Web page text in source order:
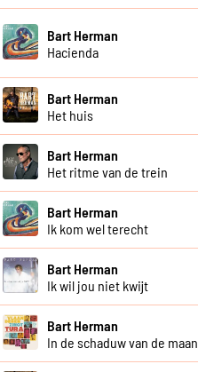
Bart Herman
Hacienda
Bart Herman
Het huis
Bart Herman
Het ritme van de trein
Bart Herman
Ik kom wel terecht
Bart Herman
Ik wil jou niet kwijt
Bart Herman
In de schaduw van de maan